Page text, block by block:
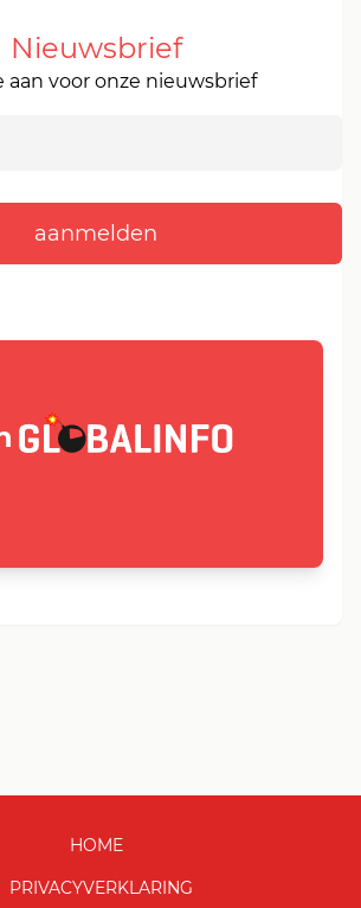
Nieuwsbrief
aan voor onze nieuwsbrief
GLOBALINFO.nl
HOME
PRIVACYVERKLARING